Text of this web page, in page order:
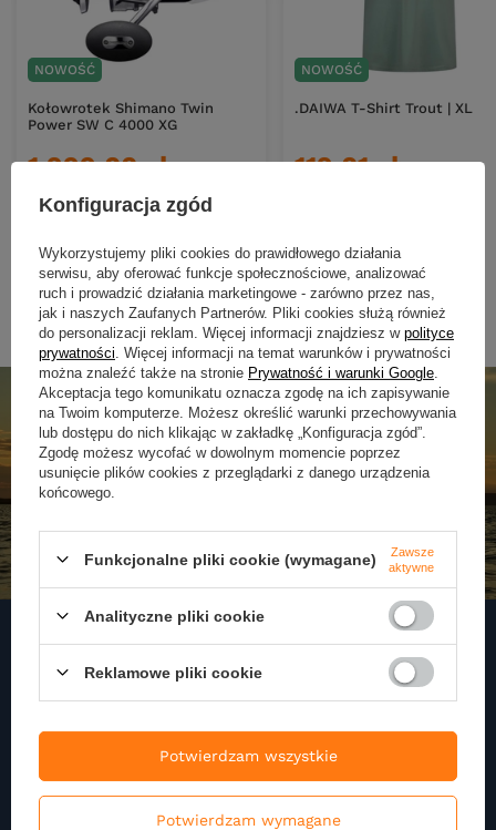
NOWOŚĆ
Kołowrotek Shimano Twin
Power SW C 4000 XG
1 999,00 zł
Kup za: 79167 pkt punktów
Ilość produktówDO KOSZYKA
NOWOŚĆ
.DAIWA T-Shirt Trout | XL
119,01 zł
Ilość produktów
Zapisz się do naszego
Newslettera
Zapisz się do newslettera i otrzymuj najnowsze informacje o naszej
ofercie
Konfiguracja zgód
Wykorzystujemy pliki cookies do prawidłowego działania
serwisu, aby oferować funkcje społecznościowe, analizować
ruch i prowadzić działania marketingowe - zarówno przez nas,
jak i naszych Zaufanych Partnerów. Pliki cookies służą również
do personalizacji reklam. Więcej informacji znajdziesz w polityce
prywatności . Więcej informacji na temat warunków i prywatności
można znaleźć także na stronie Prywatność i warunki Google
Akceptacja tego komunikatu oznacza zgodę na ich zapisywanie
na Twoim komputerze. Możesz określić warunki przechowywania
lub dostępu do nich klikając w zakładkę „Konfiguracja zgód”.
Zgodę możesz wycofać w dowolnym momencie poprzez
usunięcie plików cookies z przeglądarki z danego urządzenia
końcowego.
Funkcjonalne pliki cookie (wymagane)
Zawsze
aktywne
Analityczne pliki cookie
Reklamowe pliki cookie
Potwierdzam wymagane
Potwierdzam wszystkie